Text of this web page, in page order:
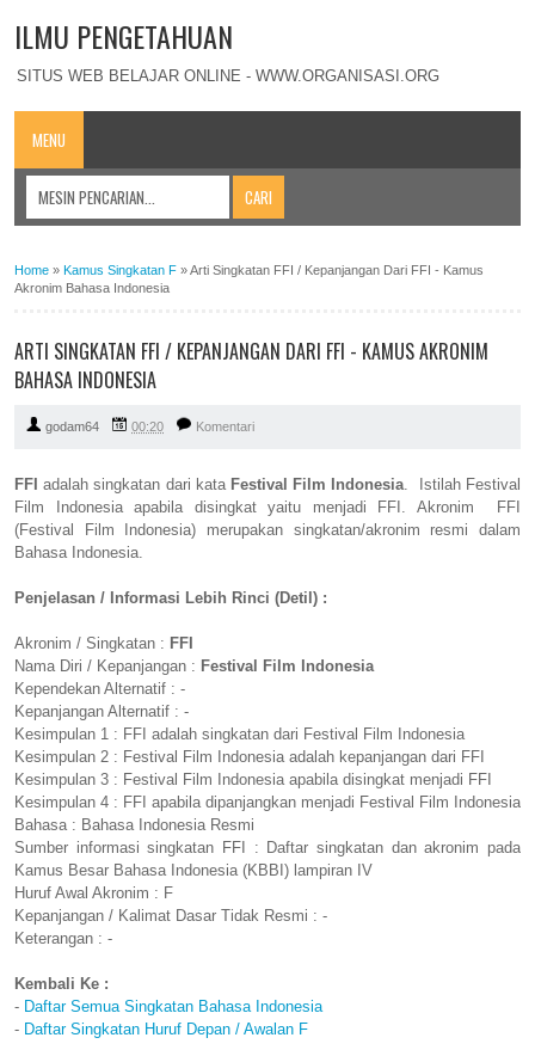
ILMU PENGETAHUAN
SITUS WEB BELAJAR ONLINE - WWW.ORGANISASI.ORG
MENU
Home » Kamus Singkatan F »Arti Singkatan FFI / Kepanjangan Dari FFI - Kamus
Akronim Bahasa Indonesia
ARTI SINGKATAN FFI / KEPANJANGAN DARI FFI - KAMUS AKRONIM
BAHASA INDONESIA
godam64 00:20 Komentari
FFI adalah singkatan dari kata Festival Film Indonesia. Istilah Festival
Film Indonesia apabila disingkat yaitu menjadi FFI. Akronim FFI
(Festival Film Indonesia) merupakan singkatan/akronim resmi dalam
Bahasa Indonesia.
Penjelasan / Informasi Lebih Rinci (Detil) :
Akronim / Singkatan : FFI
Nama Diri / Kepanjangan : Festival Film Indonesia
Kependekan Alternatif : -
Kepanjangan Alternatif : -
Kesimpulan 1 : FFI adalah singkatan dari Festival Film Indonesia
Kesimpulan 2 : Festival Film Indonesia adalah kepanjangan dari FFI
Kesimpulan 3 : Festival Film Indonesia apabila disingkat menjadi FFI
Kesimpulan 4 : FFI apabila dipanjangkan menjadi Festival Film Indonesia
Bahasa : Bahasa Indonesia Resmi
Sumber informasi singkatan FFI : Daftar singkatan dan akronim pada
Kamus Besar Bahasa Indonesia (KBBI) lampiran IV
Huruf Awal Akronim : F
Kepanjangan / Kalimat Dasar Tidak Resmi : -
Keterangan : -
Kembali Ke :
- Daftar Semua Singkatan Bahasa Indonesia
- Daftar Singkatan Huruf Depan / Awalan F